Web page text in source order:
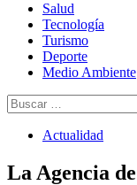
Salud
Tecnología
Turismo
Deporte
Medio Ambiente
Buscar:
Actualidad
La Agencia